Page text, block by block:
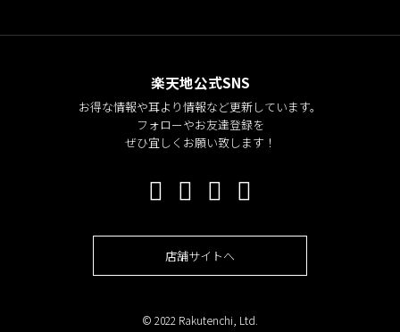
楽天地公式SNS
お得な情報や耳より情報など更新しています。
フォローやお友達登録を
ぜひ宜しくお願い致します！
店舗サイトへ
© 2022 Rakutenchi, Ltd.